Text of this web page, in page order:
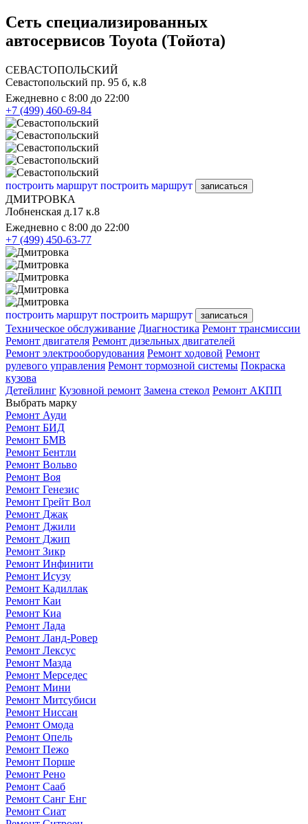
Сеть специализированных
автосервисов Toyota (Тойота)
СЕВАСТОПОЛЬСКИЙ
Севастопольский пр. 95 б, к.8
Ежедневно с 8:00 до 22:00
+7 (499) 460-69-84
построить маршрут построить маршрут записаться
ДМИТРОВКА
Лобненская д.17 к.8
Ежедневно с 8:00 до 22:00
+7 (499) 450-63-77
построить маршрут построить маршрут записаться
Техническое обслуживание Диагностика Ремонт трансмиссии
Ремонт двигателя Ремонт дизельных двигателей
Ремонт электрооборудования Ремонт ходовой Ремонт
рулевого управления Ремонт тормозной системы Покраска
кузова
Детейлинг Кузовной ремонт Замена стекол Ремонт АКПП
Выбрать марку
Ремонт Ауди
Ремонт БИД
Ремонт БМВ
Ремонт Бентли
Ремонт Вольво
Ремонт Воя
Ремонт Генезис
Ремонт Грейт Вол
Ремонт Джак
Ремонт Джили
Ремонт Джип
Ремонт Зикр
Ремонт Инфинити
Ремонт Исузу
Ремонт Кадиллак
Ремонт Каи
Ремонт Киа
Ремонт Лада
Ремонт Ланд-Ровер
Ремонт Лексус
Ремонт Мазда
Ремонт Мерседес
Ремонт Мини
Ремонт Митсубиси
Ремонт Ниссан
Ремонт Омода
Ремонт Опель
Ремонт Пежо
Ремонт Порше
Ремонт Рено
Ремонт Сааб
Ремонт Санг Енг
Ремонт Сиат